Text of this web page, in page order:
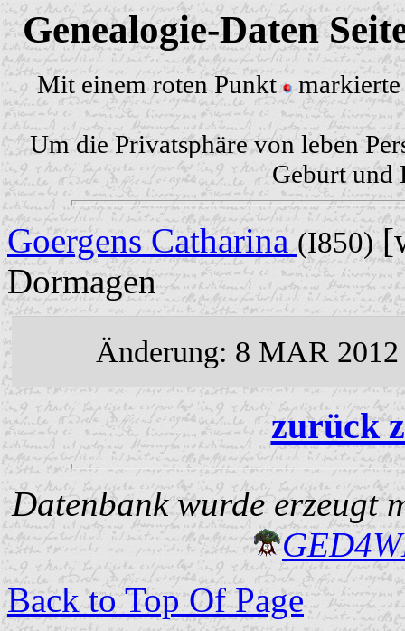
Genealogie-Daten
Mit einem roten Punkt markierte
Um die Privatsphäre von leben
Geburt und
Goergens Catharina(I850)
Dormagen
Änderung: 8 MAR 2012
zurück
Datenbank wurde erzeugt
Back to Top Of Page